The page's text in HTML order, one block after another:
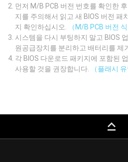
먼저 M/B PCB 버전 번호를 확인한
지를 주의해서 읽고 새 BIOS 버전 패
지 확인하십시오.
（M/B PCB 버전
시스템을 다시 부팅하지 말고 BIOS
원공급장치를 분리하고 배터리를 제
각 BIOS 다운로드 패키지에 포함된
사용할 것을 권장합니다.
（플래시
keyboard_capslock